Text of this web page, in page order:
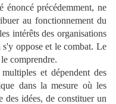
énoncé précédemment, ne
au fonctionnement du
intérêts des organisations
oppose et le combat. Le
comprendre.
et dépendent des
dans la mesure où les
des idées, de constituer un